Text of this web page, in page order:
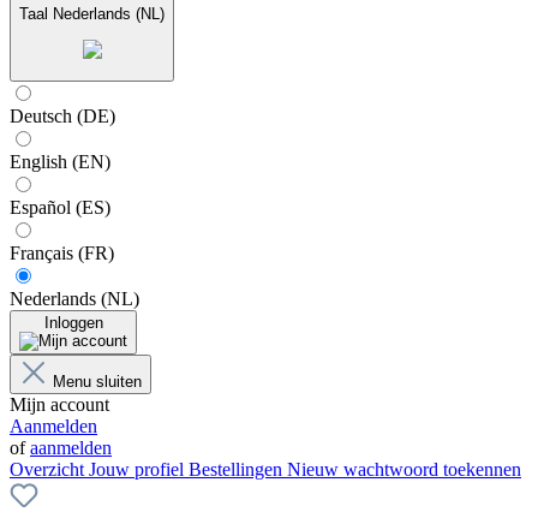
Taal Nederlands (NL)
Deutsch (DE)
English (EN)
Español (ES)
Français (FR)
Nederlands (NL)
Inloggen
Menu sluiten
Mijn account
Aanmelden
ofaanmelden
Overzicht Jouw profiel Bestellingen Nieuw wachtwoord toekennen